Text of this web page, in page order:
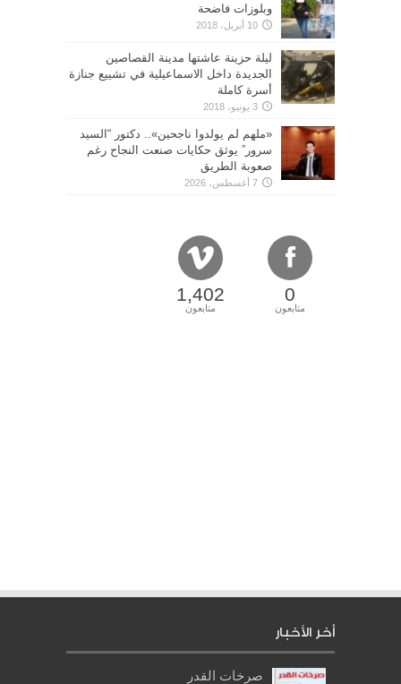
وبلوزات فاضحة
10 أبريل، 2018
ليلة حزينة عاشتها مدينة القصاصين
الجديدة داخل الاسماعيلية في تشييع جنازة
أسرة كاملة
3 يونيو، 2018
«ملهم لم يولدوا ناجحين».. دكتور “السيد
سرور” يوثق حكايات صنعت النجاح رغم
صعوبة الطريق
7 أغسطس، 2026
0
متابعون
1,402
متابعون
أخر الأخبار
صرخات القدر